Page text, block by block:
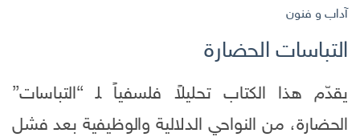
آداب و فنون
التباسات الحضارة
يقدّم هذا الكتاب تحليلاً فلسفياً ﻠ “التباسات”
الحضارة، من النواحي الدلالية والوظيفية بعد فشل